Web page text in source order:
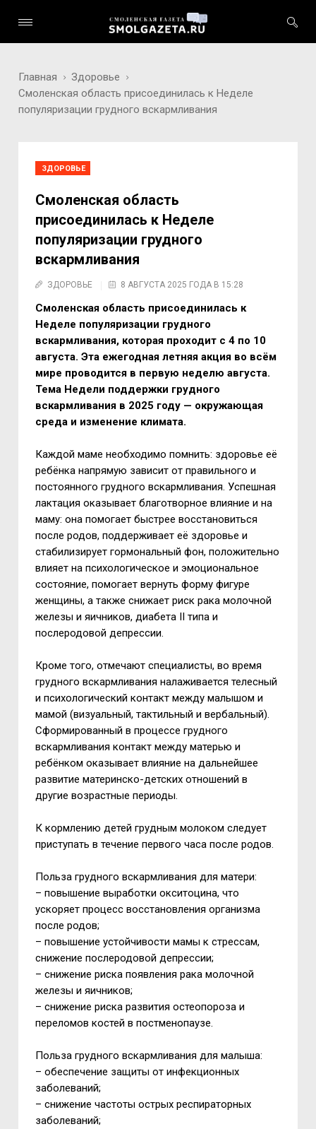
Главная
Здоровье
Смоленская область присоединилась к Неделе
популяризации грудного вскармливания
ЗДОРОВЬЕ
Смоленская область
присоединилась к Неделе
популяризации грудного
вскармливания
ЗДОРОВЬЕ 8 АВГУСТА 2025 ГОДА В 15:28
Смоленская область присоединилась к
Неделе популяризации грудного
вскармливания, которая проходит с 4 по 10
августа. Эта ежегодная летняя акция во всём
мире проводится в первую неделю августа.
Тема Недели поддержки грудного
вскармливания в 2025 году — окружающая
среда и изменение климата.
Каждой маме необходимо помнить: здоровье её
ребёнка напрямую зависит от правильного и
постоянного грудного вскармливания. Успешная
лактация оказывает благотворное влияние и на
маму: она помогает быстрее восстановиться
после родов, поддерживает её здоровье и
стабилизирует гормональный фон, положительно
влияет на психологическое и эмоциональное
состояние, помогает вернуть форму фигуре
женщины, а также снижает риск рака молочной
железы и яичников, диабета II типа и
послеродовой депрессии.
Кроме того, отмечают специалисты, во время
грудного вскармливания налаживается телесный
и психологический контакт между малышом и
мамой (визуальный, тактильный и вербальный).
Сформированный в процессе грудного
вскармливания контакт между матерью и
ребёнком оказывает влияние на дальнейшее
развитие материнско-детских отношений в
другие возрастные периоды.
К кормлению детей грудным молоком следует
приступать в течение первого часа после родов.
Польза грудного вскармливания для матери:
–повышение выработки окситоцина, что
ускоряет процесс восстановления организма
после родов;
–повышение устойчивости мамы к стрессам,
снижение послеродовой депрессии;
–снижение риска появления рака молочной
железы и яичников;
–снижение риска развития остеопороза и
переломов костей в постменопаузе.
Польза грудного вскармливания для малыша:
–обеспечение защиты от инфекционных
заболеваний;
– снижение частоты острых респираторных
заболеваний;